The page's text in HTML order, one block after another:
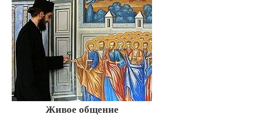
Живое общение